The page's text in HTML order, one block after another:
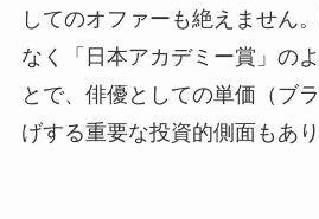
してのオファーも絶えません
なく「日本アカデミー賞」の
とで、俳優としての単価（ブ
げする重要な投資的側面もあり